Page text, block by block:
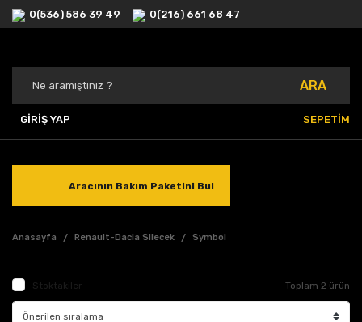
0(536) 586 39 49 0(216) 661 68 47
ARA
GİRİŞ YAP SEPETİM
Aracının Bakım Paketini Bul
Anasayfa Renault-Dacia Silecek Symbol
Stoktakiler Toplam 2 ürün